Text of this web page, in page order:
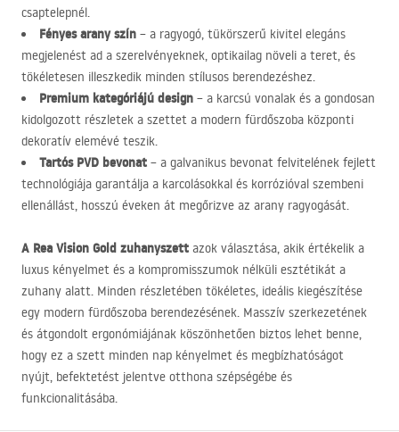
csaptelepnél.
Fényes arany szín – a ragyogó, tükörszerű kivitel elegáns
megjelenést ad a szerelvényeknek, optikailag növeli a teret, és
tökéletesen illeszkedik minden stílusos berendezéshez.
Premium kategóriájú design – a karcsú vonalak és a gondosan
kidolgozott részletek a szettet a modern fürdőszoba központi
dekoratív elemévé teszik.
Tartós PVD bevonat – a galvanikus bevonat felvitelének fejlett
technológiája garantálja a karcolásokkal és korrózióval szembeni
ellenállást, hosszú éveken át megőrizve az arany ragyogását.
A Rea Vision Gold zuhanyszett azok választása, akik értékelik a
luxus kényelmet és a kompromisszumok nélküli esztétikát a
zuhany alatt. Minden részletében tökéletes, ideális kiegészítése
egy modern fürdőszoba berendezésének. Masszív szerkezetének
és átgondolt ergonómiájának köszönhetően biztos lehet benne,
hogy ez a szett minden nap kényelmet és megbízhatóságot
nyújt, befektetést jelentve otthona szépségébe és
funkcionalitásába.